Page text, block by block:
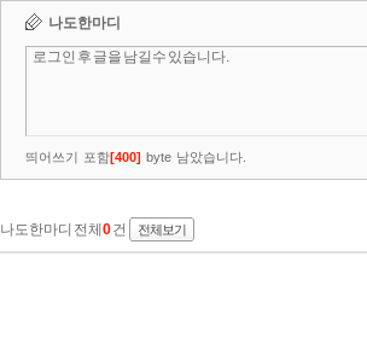
나도한마디
띄어쓰기 포함[400] byte 남았습니다.
나도한마디 전체 0건 전체보기